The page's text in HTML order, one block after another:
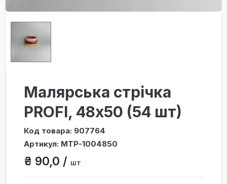
Малярська стрічка
PROFI, 48х50 (54 шт)
Код товара: 907764
Артикул: MTP-1004850
₴ 90,0 / шт